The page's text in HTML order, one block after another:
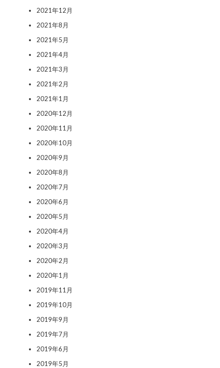
2021年12月
2021年8月
2021年5月
2021年4月
2021年3月
2021年2月
2021年1月
2020年12月
2020年11月
2020年10月
2020年9月
2020年8月
2020年7月
2020年6月
2020年5月
2020年4月
2020年3月
2020年2月
2020年1月
2019年11月
2019年10月
2019年9月
2019年7月
2019年6月
2019年5月